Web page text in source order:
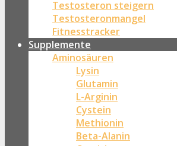
Testosteron steigern
Testosteronmangel
Fitnesstracker
Supplemente
Aminosäuren
Lysin
Glutamin
L-Arginin
Cystein
Methionin
Beta-Alanin